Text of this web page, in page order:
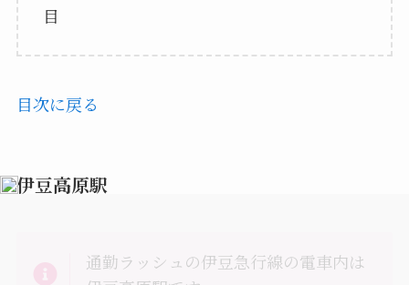
目
目次に戻る
伊豆高原駅
通勤ラッシュの伊豆急行線の電車内は